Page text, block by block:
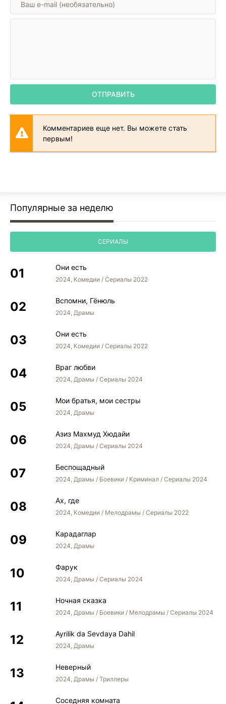
ОТПРАВИТЬ
Комментариев еще нет. Вы можете стать
первым!
Популярные за неделю
СЕРИАЛЫ
Они есть
2024, Комедии / Сериалы 2022
Вспомни, Гёнюль
2024, Драмы
Они есть
2024, Комедии / Сериалы 2022
Враг любви
2024, Драмы / Сериалы 2024
Мои братья, мои сестры
2024, Драмы
Азиз Махмуд Хюдайи
2024, Драмы / Сериалы 2024
Беспощадный
2024, Драмы / Боевики / Криминал / Сериалы 2024
Ах, где
2024, Комедии / Мелодрамы / Сериалы 2022
Карадаглар
2024, Драмы
Фарук
2024, Драмы / Сериалы 2024
Ночная сказка
2024, Драмы / Боевики / Мелодрамы / Сериалы 2024
Ayrilik da Sevdaya Dahil
2024, Драмы
Неверный
2024, Драмы / Триллеры
Соседняя комната